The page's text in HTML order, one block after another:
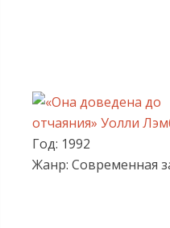
Год: 1992
Жанр: Современная